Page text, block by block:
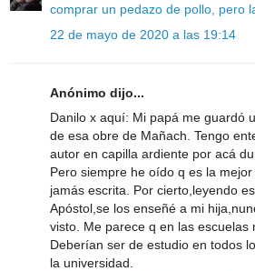
comprar un pedazo de pollo, pero
22 de mayo de 2020 a las 19:14
Anónimo dijo...
Danilo x aquí: Mi papá me guardó
de esa obre de Mañach. Tengo
autor en capilla ardiente por acá
Pero siempre he oído q es la
jamás escrita. Por cierto,leyendo
Apóstol,se los enseñé a mi
visto. Me parece q en las escuelas
Deberían ser de estudio en todos
la universidad.